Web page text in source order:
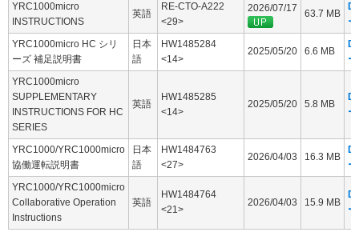
YRC1000micro
INSTRUCTIONS
英語
RE-CTO-A222
<29>
2026/07/17 63.7 MB
YRC1000micro HC シリ
ーズ 補足説明書
日本
語
HW1485284
<14>
2025/05/20 6.6 MB
YRC1000micro
SUPPLEMENTARY
INSTRUCTIONS FOR HC
SERIES
英語
HW1485285
<14>
2025/05/20 5.8 MB
YRC1000/YRC1000micro
協働運転説明書
日本
語
HW1484763
<27>
2026/04/03 16.3 MB
YRC1000/YRC1000micro
Collaborative Operation
Instructions
英語
HW1484764
<21>
2026/04/03 15.9 MB